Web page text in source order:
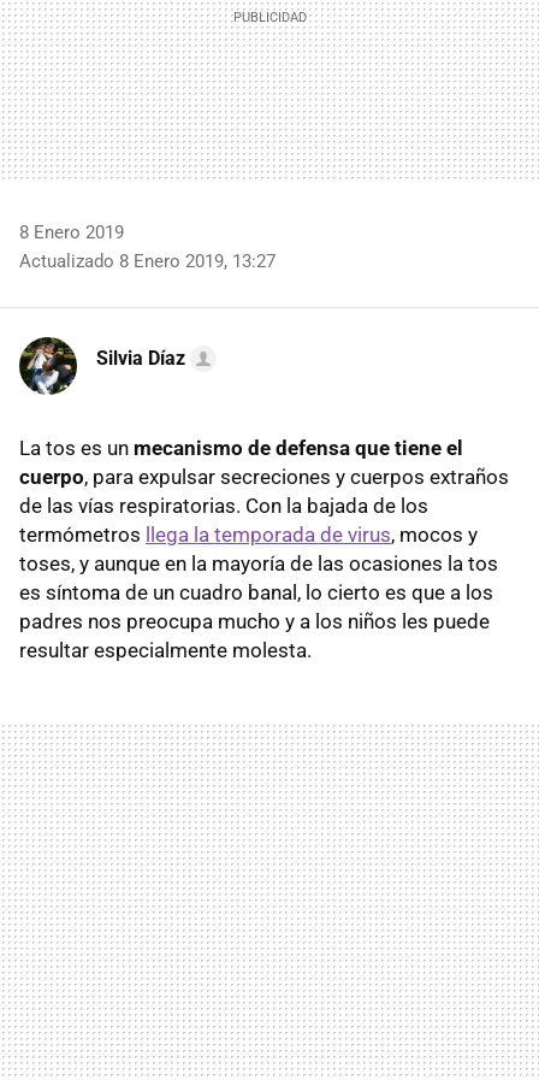
8 Enero 2019
Actualizado 8 Enero 2019, 13:27
Silvia Díaz
La tos es un mecanismo de defensa que tiene el
cuerpo, para expulsar secreciones y cuerpos extraños
de las vías respiratorias. Con la bajada de los
termómetros llega la temporada de virus, mocos y
toses, y aunque en la mayoría de las ocasiones la tos
es síntoma de un cuadro banal, lo cierto es que a los
padres nos preocupa mucho y a los niños les puede
resultar especialmente molesta.